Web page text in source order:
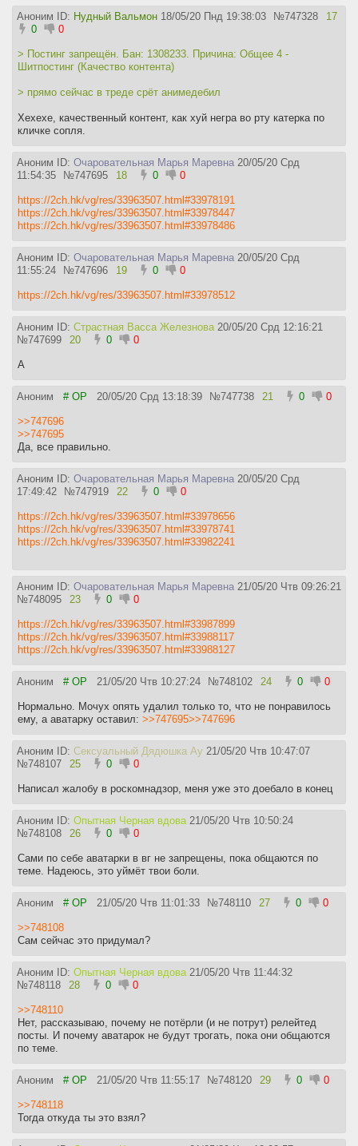
Аноним ID: Нудный Вальмон 18/05/20 Пнд 19:38:03 №747328
17
0
0
> Постинг запрещён. Бан: 1308233. Причина: Общее 4 -
Шитпостинг (Качество контента)
> прямо сейчас в треде срёт анимедебил
Хехехе, качественный контент, как хуй негра во рту катерка по
кличке сопля.
Аноним ID: Очаровательная Марья Маревна 20/05/20 Срд
11:54:35
№747695 18 0 0
https://2ch.hk/vg/res/33963507.html#33978191
https://2ch.hk/vg/res/33963507.html#33978447
https://2ch.hk/vg/res/33963507.html#33978486
Аноним ID: Очаровательная Марья Маревна 20/05/20 Срд
11:55:24
№747696 19 0 0
https://2ch.hk/vg/res/33963507.html#33978512
Аноним ID: Страстная Васса Железнова 20/05/20 Срд 12:16:21
№747699 20 0 0
А
Аноним # OP 20/05/20 Срд 13:18:39 №747738 21 0 0
>>747696
>>747695
Да, все правильно.
Аноним ID: Очаровательная Марья Маревна 20/05/20 Срд
17:49:42
№747919 22 0 0
https://2ch.hk/vg/res/33963507.html#33978656
https://2ch.hk/vg/res/33963507.html#33978741
https://2ch.hk/vg/res/33963507.html#33982241
Аноним ID: Очаровательная Марья Маревна 21/05/20 Чтв 09:26:21
№748095 23 0 0
https://2ch.hk/vg/res/33963507.html#33987899
https://2ch.hk/vg/res/33963507.html#33988117
https://2ch.hk/vg/res/33963507.html#33988127
Аноним # OP 21/05/20 Чтв 10:27:24 №748102 24 0 0
Нормально. Мочух опять удалил только то, что не понравилось
ему, а аватарку оставил: >>747695>>747696
Аноним ID: Сексуальный Дядюшка Ау 21/05/20 Чтв 10:47:07
№748107 25 0 0
Написал жалобу в роскомнадзор, меня уже это доебало в конец
Аноним ID: Опытная Черная вдова 21/05/20 Чтв 10:50:24
№748108 26 0 0
Сами по себе аватарки в вг не запрещены, пока общаются по
теме. Надеюсь, это уймёт твои боли.
Аноним # OP 21/05/20 Чтв 11:01:33 №748110 27 0 0
>>748108
Сам сейчас это придумал?
Аноним ID: Опытная Черная вдова 21/05/20 Чтв 11:44:32
№748118 28 0 0
>>748110
Нет, рассказываю, почему не потёрли (и не потрут) релейтед
посты. И почему аватарок не будут трогать, пока они общаются
по теме.
Аноним # OP 21/05/20 Чтв 11:55:17 №748120 29 0 0
>>748118
Тогда откуда ты это взял?